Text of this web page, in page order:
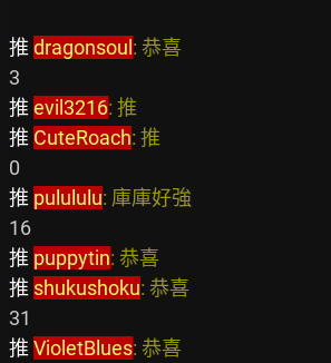
推 dragonsoul: 恭
推 evil3216:
推 CuteRoach:
推 pulululu: 庫庫好
推 puppytin: 恭
推 shukushoku: 恭
推 VioletBlues: 恭